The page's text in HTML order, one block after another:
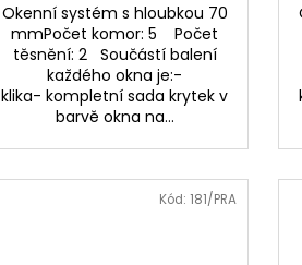
Okenní systém s hloubkou 70
mmPočet komor: 5 Počet
těsnění: 2 Součástí balení
každého okna je:-
klika- kompletní sada krytek v
barvě okna na...
Kód:181/PRA